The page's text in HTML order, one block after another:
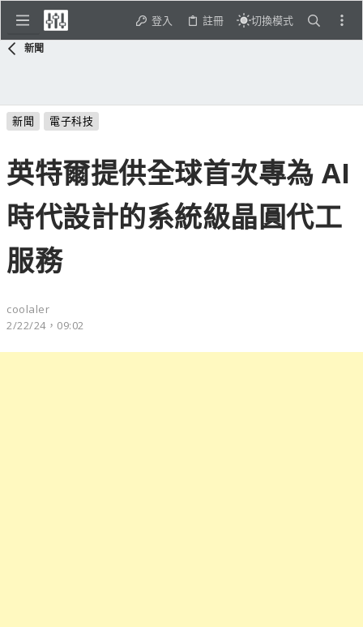
登入 註冊 切換模式
新聞
新聞 電子科技
英特爾提供全球首次專為 AI
時代設計的系統級晶圓代工
服務
coolaler
2/22/24，09:02